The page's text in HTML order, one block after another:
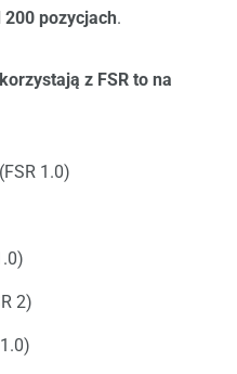
pozycjach.
z FSR to na
1.0)
2)